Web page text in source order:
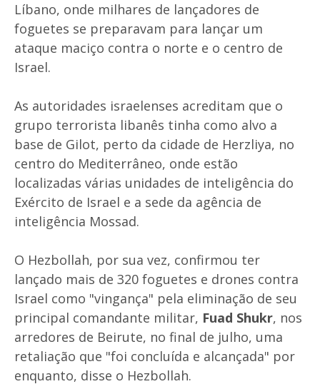
Líbano, onde milhares de lançadores de
foguetes se preparavam para lançar um
ataque maciço contra o norte e o centro de
Israel.
As autoridades israelenses acreditam que o
grupo terrorista libanês tinha como alvo a
base de Gilot, perto da cidade de Herzliya, no
centro do Mediterrâneo, onde estão
localizadas várias unidades de inteligência do
Exército de Israel e a sede da agência de
inteligência Mossad.
O Hezbollah, por sua vez, confirmou ter
lançado mais de 320 foguetes e drones contra
Israel como "vingança" pela eliminação de seu
principal comandante militar, Fuad Shukr, nos
arredores de Beirute, no final de julho, uma
retaliação que "foi concluída e alcançada" por
enquanto, disse o Hezbollah.